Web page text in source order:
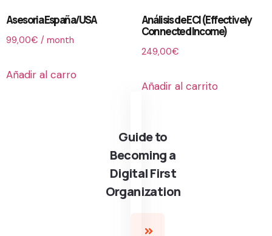
Asesoria España/USA
99,00€ / month
Añadir al carro
Análisis de ECI (Effectively
Connected Income)
249,00€
Añadir al carrito
Guide to
Becoming a
Digital First
Organization